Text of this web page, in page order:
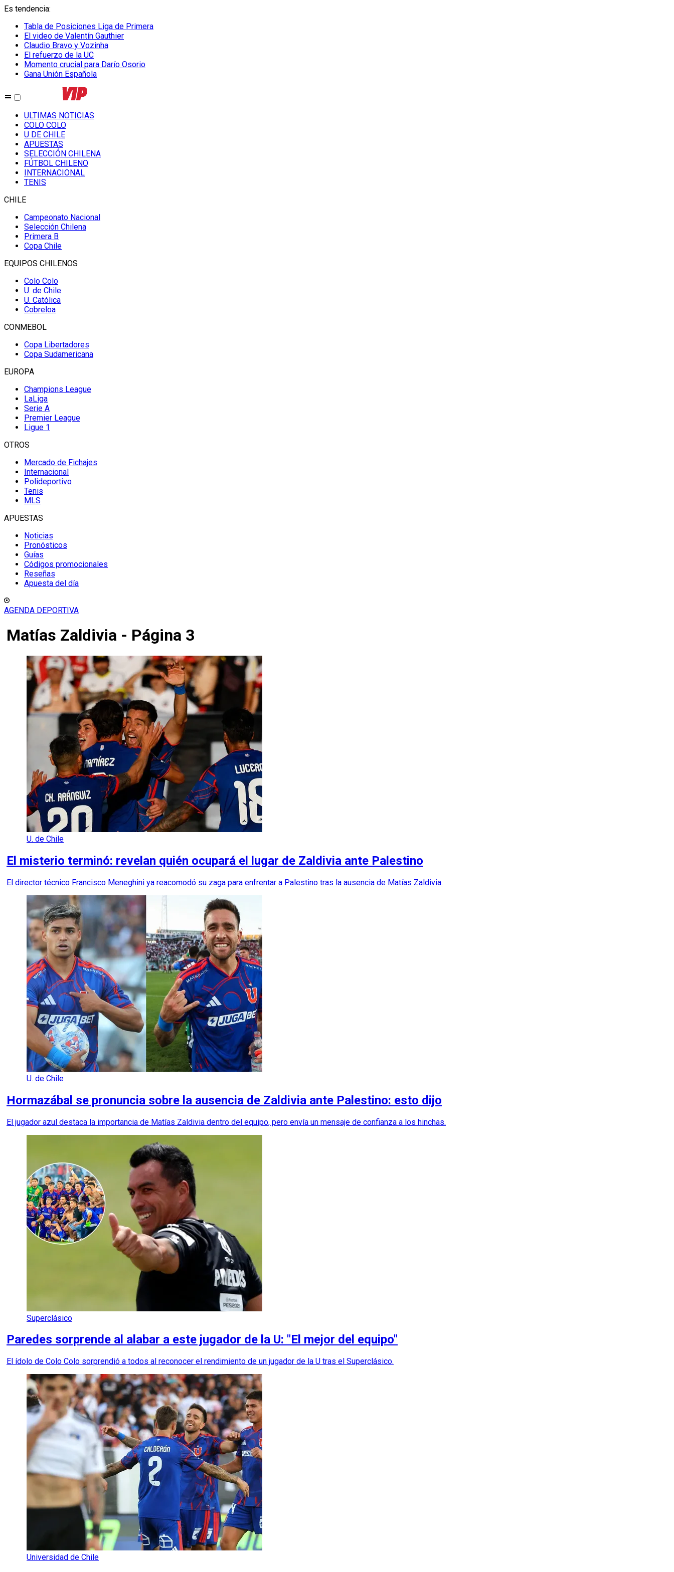
Es tendencia:
Tabla de Posiciones Liga de Primera
El video de Valentín Gauthier
Claudio Bravo y Vozinha
El refuerzo de la UC
Momento crucial para Darío Osorio
Gana Unión Española
ULTIMAS NOTICIAS
COLO COLO
U DE CHILE
APUESTAS
SELECCIÓN CHILENA
FÚTBOL CHILENO
INTERNACIONAL
TENIS
CHILE
Campeonato Nacional
Selección Chilena
Primera B
Copa Chile
EQUIPOS CHILENOS
Colo Colo
U. de Chile
U. Católica
Cobreloa
CONMEBOL
Copa Libertadores
Copa Sudamericana
EUROPA
Champions League
LaLiga
Serie A
Premier League
Ligue 1
OTROS
Mercado de Fichajes
Internacional
Polideportivo
Tenis
MLS
APUESTAS
Noticias
Pronósticos
Guías
Códigos promocionales
Reseñas
Apuesta del día
AGENDA DEPORTIVA
Matías Zaldivia - Página 3
U. de Chile
El misterio terminó: revelan quién ocupará el lugar de Zaldivia ante Palestino
El director técnico Francisco Meneghini ya reacomodó su zaga para enfrentar a Palestino tras la ausencia de Matías Zaldivia.
U. de Chile
Hormazábal se pronuncia sobre la ausencia de Zaldivia ante Palestino: esto dijo
El jugador azul destaca la importancia de Matías Zaldivia dentro del equipo, pero envía un mensaje de confianza a los hinchas.
Superclásico
Paredes sorprende al alabar a este jugador de la U: "El mejor del equipo"
El ídolo de Colo Colo sorprendió a todos al reconocer el rendimiento de un jugador de la U tras el Superclásico.
Universidad de Chile